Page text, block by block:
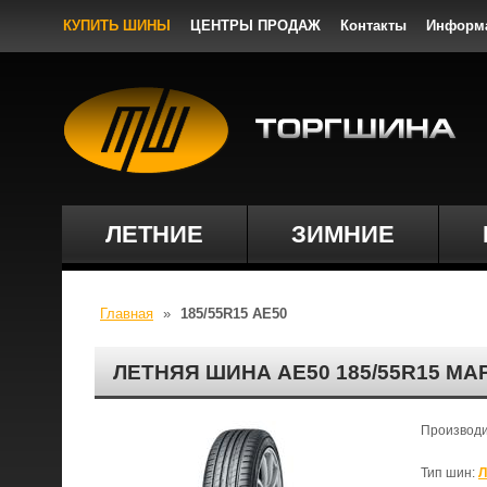
КУПИТЬ ШИНЫ ЦЕНТРЫ ПРОДАЖ Контакты
ЛЕТНИЕ ЗИМНИЕ
Главная » 185/55R15 AE50
ЛЕТНЯЯ ШИНА AE50 185/55R15
Тип шин: